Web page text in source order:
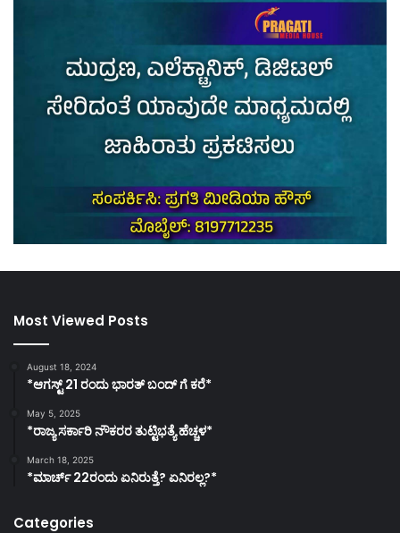
Most Viewed Posts
August 18, 2024
*ಆಗಸ್ಟ್ 21 ರಂದು ಭಾರತ್‌ ಬಂದ್‌ ಗೆ ಕರೆ*
May 5, 2025
*ರಾಜ್ಯ ಸರ್ಕಾರಿ ನೌಕರರ ತುಟ್ಟಿಭತ್ಯೆ ಹೆಚ್ಚಳ*
March 18, 2025
*ಮಾರ್ಚ್ 22ರಂದು ಏನಿರುತ್ತೆ? ಏನಿರಲ್ಲ?*
Categories